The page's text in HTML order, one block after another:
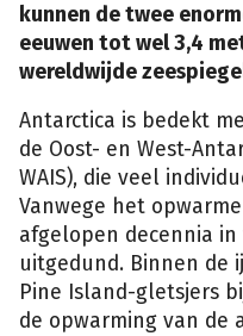
kunnen de twee
eeuwen tot wel 3,4
wereldwijde
Antarctica is bedekt
de Oost- en West-
WAIS), die veel
Vanwege het
afgelopen decennia
uitgedund. Binnen de
Pine Island-gletsjers
de opwarming van de